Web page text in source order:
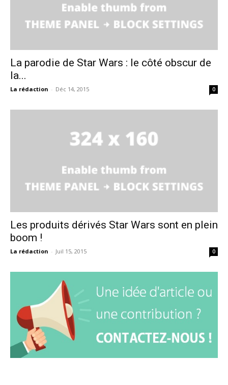
La parodie de Star Wars : le côté obscur de
la...
La rédaction - Déc 14, 2015 0
Les produits dérivés Star Wars sont en plein
boom !
La rédaction - Juil 15, 2015 0